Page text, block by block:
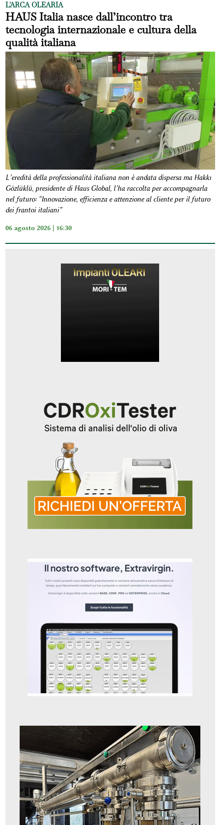
L'ARCA OLEARIA
HAUS Italia nasce dall’incontro tra
tecnologia internazionale e cultura della
qualità italiana
L’eredità della professionalità italiana non è andata dispersa ma Hakkı
Gözlüklü, presidente di Haus Global, l’ha raccolta per accompagnarla
nel futuro: “Innovazione, efficienza e attenzione al cliente per il futuro
dei frantoi italiani”
06 agosto 2026 | 16:30